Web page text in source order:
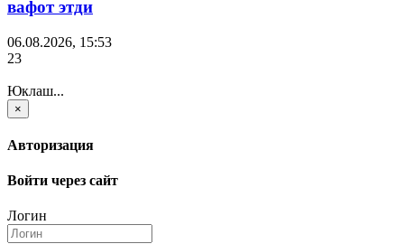
вафот этди
06.08.2026, 15:53
23
Юклаш...
×
Авторизация
Войти через сайт
Логин